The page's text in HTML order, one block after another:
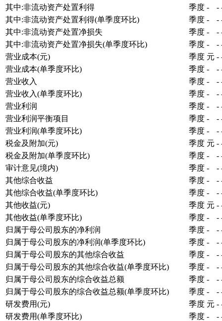
其中:非流动资产处置利得 季度 - -
其中:非流动资产处置利得(单季度环比)
季度 - -
其中:非流动资产处置净损失
季度 - -
其中:非流动资产处置净损失(单季度环比)
季度 - -
营业成本(元)
季度 元 -
营业成本(单季度环比)
季度 - -
营业收入
季度 - -
营业收入(单季度环比)
季度 - -
营业利润
季度 - -
营业利润平衡项目
季度 - -
营业利润(单季度环比)
季度 - -
税金及附加(元)
季度 元 -
税金及附加(单季度环比)
季度 - -
审计意见(境内)
季度 - -
其他综合收益
季度 - -
其他综合收益(单季度环比)
季度 - -
其他收益(元)
季度 元 -
其他收益(单季度环比)
季度 - -
归属于母公司股东的净利润
季度 - -
归属于母公司股东的净利润(单季度环比)
季度 - -
归属于母公司股东的其他综合收益
季度 - -
归属于母公司股东的其他综合收益(单季度环比)
季度 - -
归属于母公司股东的综合收益总额
季度 - -
归属于母公司股东的综合收益总额(单季度环比)
季度 - -
研发费用(元)
季度 元 -
研发费用(单季度环比)
季度 - -